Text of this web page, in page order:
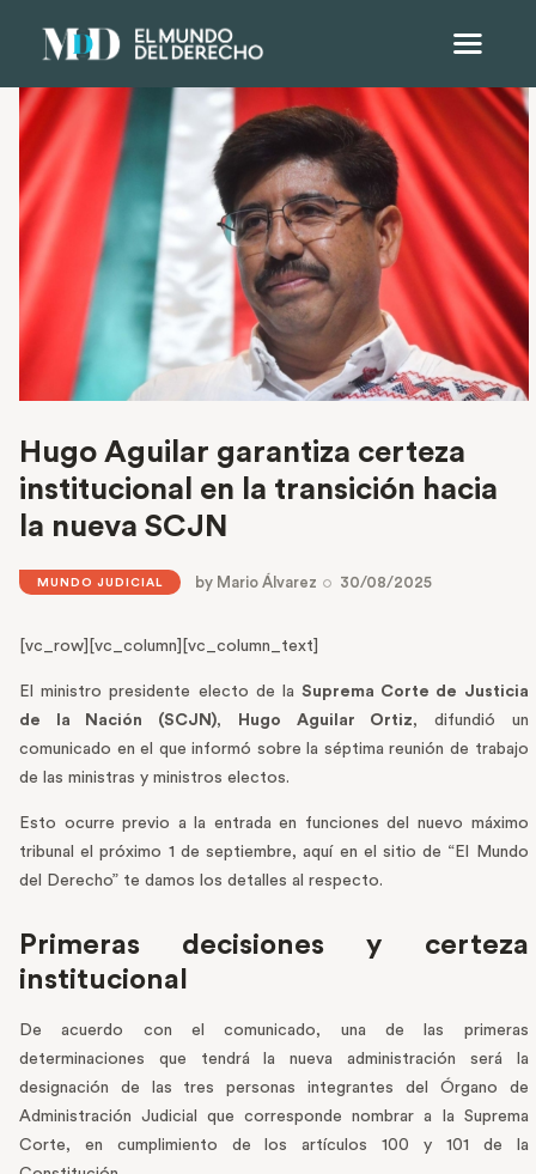
Hugo Aguilar garantiza certeza
institucional en la transición hacia
la nueva SCJN
MUNDO JUDICIAL by Mario Álvarez 30/08/2025
[vc_row][vc_column][vc_column_text]
El ministro presidente electo de laSuprema Corte de Justicia
de la Nación (SCJN), Hugo Aguilar Ortiz, difundió un
comunicado en el que informó sobre la séptima reunión de trabajo
de las ministras y ministros electos.
Esto ocurre previo a la entrada en funciones del nuevo máximo
tribunal el próximo 1 de septiembre, aquí en el sitio de “El Mundo
del Derecho” te damos los detalles al respecto.
Primeras decisiones y certeza
institucional
De acuerdo con el comunicado, una de las primeras
determinaciones que tendrá la nueva administración será la
designación de las tres personas integrantes del Órgano de
Administración Judicial que corresponde nombrar a la Suprema
Corte, en cumplimiento de los artículos 100 y 101 de la